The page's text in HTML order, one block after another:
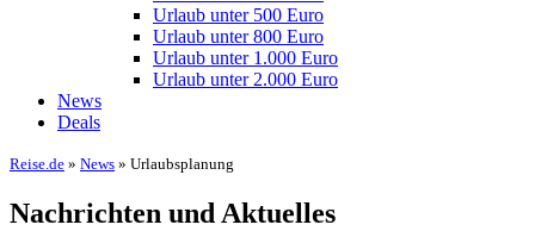
Urlaub unter 500 Euro
Urlaub unter 800 Euro
Urlaub unter 1.000 Euro
Urlaub unter 2.000 Euro
News
Deals
Reise.de » News » Urlaubsplanung
Nachrichten und Aktuelles